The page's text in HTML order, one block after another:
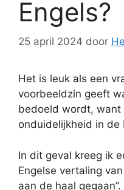
Engels?
25 april 2024 door
Het is leuk als een
voorbeeldzin geeft
bedoeld wordt,
onduidelijkheid in
In dit geval kreeg ik
Engelse vertaling
aan de haal